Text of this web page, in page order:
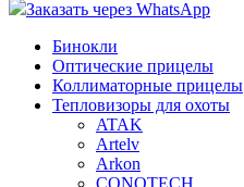
Заказать через WhatsApp
Бинокли
Оптические прицелы
Коллиматорные прицелы
Тепловизоры для охоты
ATAK
Artelv
Arkon
CONOTECH